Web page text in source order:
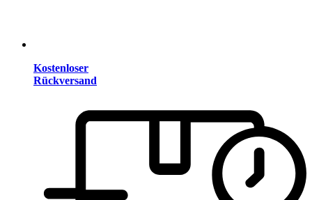
Kostenloser
Rückversand